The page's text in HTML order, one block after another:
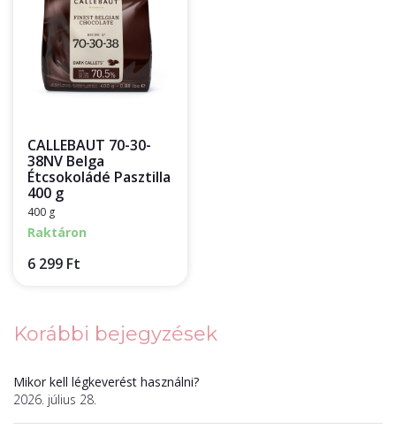
CALLEBAUT 70-30-
38NV Belga
Étcsokoládé Pasztilla
400 g
400 g
Raktáron
6 299 Ft
Korábbi bejegyzések
Mikor kell légkeverést használni?
2026. július 28.